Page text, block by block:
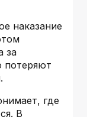
наказание
за
потеряют
где
В